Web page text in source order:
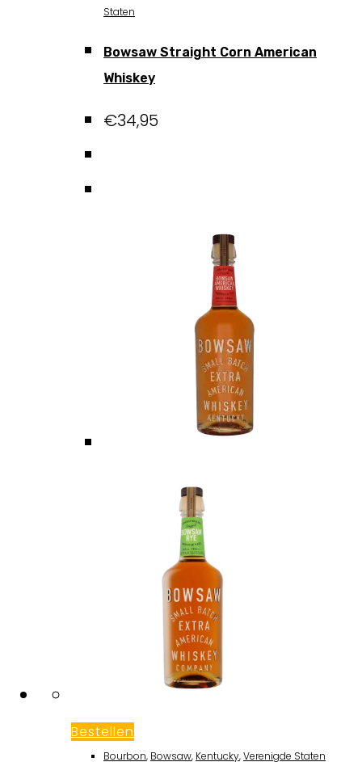
Staten
Bowsaw Straight Corn American
Whiskey
€34,95
Bestellen
Bourbon, Bowsaw, Kentucky,Verenigde Staten